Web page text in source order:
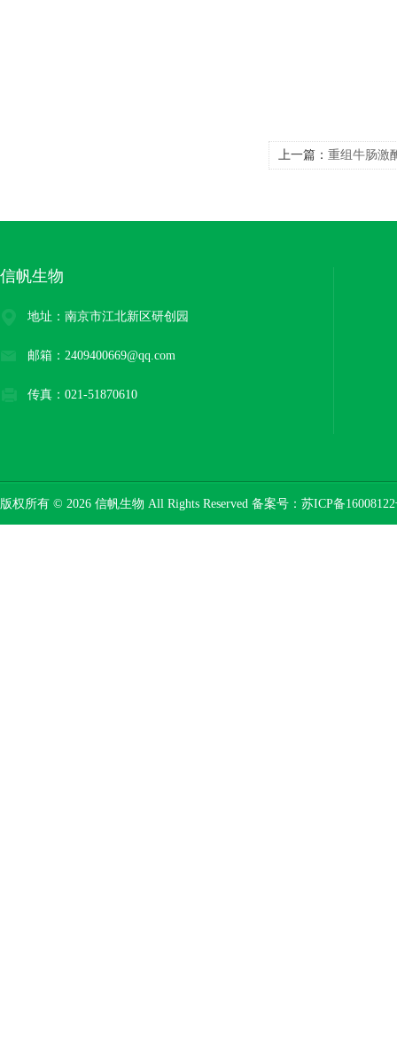
上一篇： 重组牛肠激
信帆生物
地址：南京市江北新区研创园
邮箱：2409400669@qq.com
传真：021-51870610
版权所有 © 2026 信帆生物 All Rights Reserved 备案号： 苏ICP备